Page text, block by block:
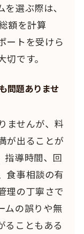
選ぶ際は、
額を計算
ートを受けら
です。
問題ありませ
ませんが、料
が出ることが
指導時間、回
食事相談の有
理の丁寧さで
ムの誤りや無
ることもある